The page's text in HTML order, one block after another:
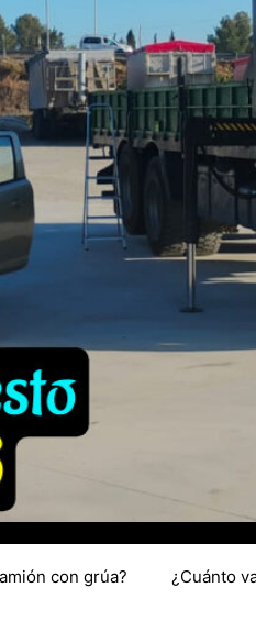
con grúa? ¿Cuánto